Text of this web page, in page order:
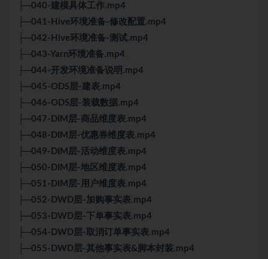
├─040-建模具体工作.mp4
├─041-Hive环境准备-修改配置.mp4
├─042-Hive环境准备-测试.mp4
├─043-Yarn环境准备.mp4
├─044-开发环境准备说明.mp4
├─045-ODS层-建表.mp4
├─046-ODS层-装载数据.mp4
├─047-DIM层-商品维度表.mp4
├─048-DIM层-优惠券维度表.mp4
├─049-DIM层-活动维度表.mp4
├─050-DIM层-地区维度表.mp4
├─051-DIM层-用户维度表.mp4
├─052-DWD层-加购事实表.mp4
├─053-DWD层-下单事实表.mp4
├─054-DWD层-取消订单事实表.mp4
├─055-DWD层-其他事实表&脚本封装.mp4